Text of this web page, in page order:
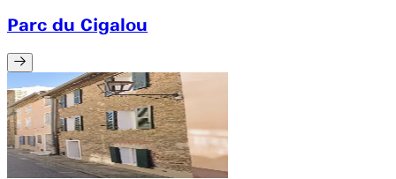
Parc du Cigalou